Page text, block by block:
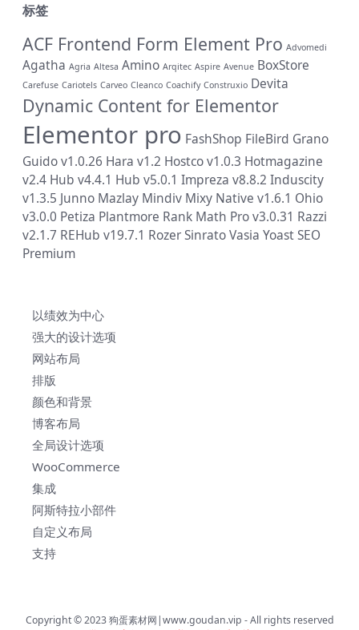
标签
ACF Frontend Form Element Pro Advomedi
Agatha Agria Altesa Amino Arqitec Aspire Avenue BoxStore
Carefuse Cariotels Carveo Cleanco Coachify Construxio Devita
Dynamic Content for Elementor
Elementor pro FashShop FileBird Grano
Guido v1.0.26 Hara v1.2 Hostco v1.0.3 Hotmagazine
v2.4 Hub v4.4.1 Hub v5.0.1 Impreza v8.8.2 Induscity
v1.3.5 Junno Mazlay Mindiv Mixy Native v1.6.1 Ohio
v3.0.0 Petiza Plantmore Rank Math Pro v3.0.31 Razzi
v2.1.7 REHub v19.7.1 RozerSinratoVasia Yoast SEO
Premium
以绩效为中心
强大的设计选项
网站布局
排版
颜色和背景
博客布局
全局设计选项
WooCommerce
集成
阿斯特拉小部件
自定义布局
支持
Copyright © 2023狗蛋素材网|www.goudan.vip - All rights reserved